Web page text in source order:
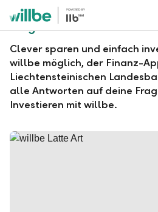
Alerts.Headline
Fragen und Antworten
Clever sparen und einfach
willbe möglich, der Finanz-
Liechtensteinischen
alle Antworten auf deine
Investieren mit willbe.